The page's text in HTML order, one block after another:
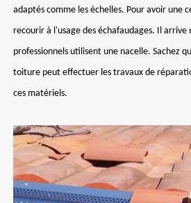
adaptés comme les échelles. Pour avoir une
recourir à l'usage des échafaudages. Il arrive
professionnels utilisent une nacelle. Sachez
toiture peut effectuer les travaux de
ces matériels.